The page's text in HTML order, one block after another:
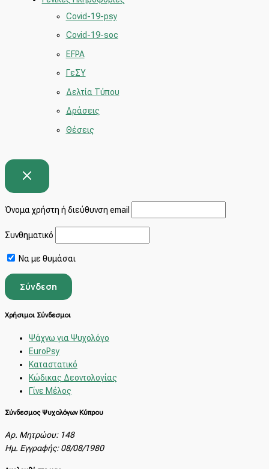
Covid-19-psy
Covid-19-soc
EFPA
ΓεΣΥ
Δελτία Τύπου
Δράσεις
Θέσεις
Όνομα χρήστη ή διεύθυνση email
Συνθηματικό
Να με θυμάσαι
Χρήσιμοι Σύνδεσμοι
Ψάχνω για Ψυχολόγο
EuroPsy
Καταστατικό
Κώδικας Δεοντολογίας
Γίνε Μέλος
Σύνδεσμος Ψυχολόγων Κύπρου
Αρ. Μητρώου: 148
Ημ. Εγγραφής: 08/08/1980